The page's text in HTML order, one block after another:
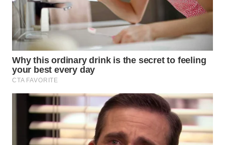
WN
PRIANGAN
TIMUR
WN
SEMARANG
WN
SOLO
WN